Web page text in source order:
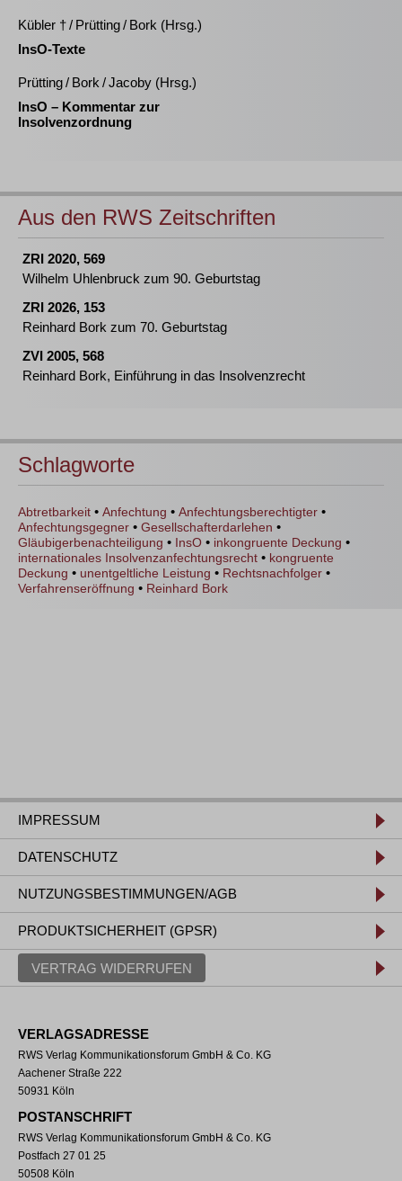
Kübler † / Prütting / Bork (Hrsg.)
InsO-Texte
Prütting / Bork / Jacoby (Hrsg.)
InsO – Kommentar zur
Insolvenzordnung
Aus den RWS Zeitschriften
ZRI 2020, 569
Wilhelm Uhlenbruck zum 90. Geburtstag
ZRI 2026, 153
Reinhard Bork zum 70. Geburtstag
ZVI 2005, 568
Reinhard Bork, Einführung in das Insolvenzrecht
Schlagworte
Abtretbarkeit • Anfechtung • Anfechtungsberechtigter •
Anfechtungsgegner • Gesellschafterdarlehen •
Gläubigerbenachteiligung • InsO • inkongruente Deckung •
internationales Insolvenzanfechtungsrecht • kongruente
Deckung • unentgeltliche Leistung • Rechtsnachfolger •
Verfahrenseröffnung • Reinhard Bork
IMPRESSUM
DATENSCHUTZ
NUTZUNGSBESTIMMUNGEN/AGB
PRODUKTSICHERHEIT (GPSR)
VERTRAG WIDERRUFEN
VERLAGSADRESSE
RWS Verlag Kommunikationsforum GmbH & Co. KG
Aachener Straße 222
50931 Köln
POSTANSCHRIFT
RWS Verlag Kommunikationsforum GmbH & Co. KG
Postfach 27 01 25
50508 Köln